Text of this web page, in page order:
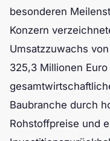
besonderen
Konzern
Umsatzzuwachs
325,3 Millionen
Baubranche durch
Rohstoffpreise und